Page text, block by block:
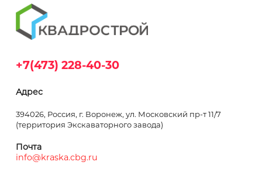
+7(473) 228-40-30
Адрес
394026, Россия, г. Воронеж, ул. Московский пр-т 11/7
(территория Экскаваторного завода)
Почта
info@kraska.cbg.ru